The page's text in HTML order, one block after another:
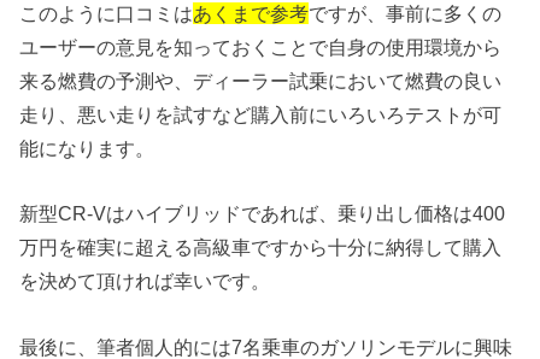
このように口コミはあくまで参考ですが、事前に多くの
ユーザーの意見を知っておくことで自身の使用環境から
来る燃費の予測や、ディーラー試乗において燃費の良い
走り、悪い走りを試すなど購入前にいろいろテストが可
能になります。
新型CR-Vはハイブリッドであれば、乗り出し価格は400
万円を確実に超える高級車ですから十分に納得して購入
を決めて頂ければ幸いです。
最後に、筆者個人的には7名乗車のガソリンモデルに興味